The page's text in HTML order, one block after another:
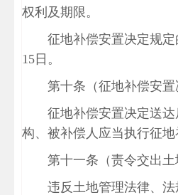
权利及期限。
征地补偿安置决定规
15日。
第十条（征地补偿安置
征地补偿安置决定送
构、被补偿人应当执行征地
第十一条（责令交出土
违反土地管理法律、